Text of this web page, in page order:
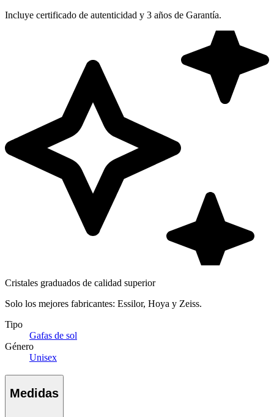
Incluye certificado de autenticidad y 3 años de Garantía.
Cristales graduados de calidad superior
Solo los mejores fabricantes: Essilor, Hoya y Zeiss.
Tipo
Gafas de sol
Género
Unisex
Medidas